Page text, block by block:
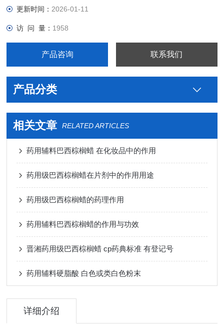
更新时间： 2026-01-11
访 问 量： 1958
产品咨询 联系我们
产品分类
相关文章 RELATED ARTICLES
药用辅料巴西棕榈蜡 在化妆品中的作用
药用级巴西棕榈蜡在片剂中的作用用途
药用级巴西棕榈蜡的药理作用
药用辅料巴西棕榈蜡的作用与功效
晋湘药用级巴西棕榈蜡 cp药典标准 有登记号
药用辅料硬脂酸 白色或类白色粉末
详细介绍